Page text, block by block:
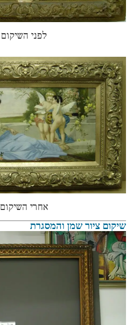
לפני השיקום
אחרי השיקום
שיקום ציור שמן והמסגרת